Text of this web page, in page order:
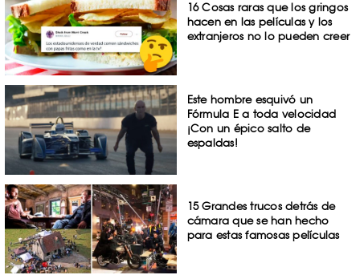
16 Cosas raras que los gringos
hacen en las películas y los
extranjeros no lo pueden creer
Este hombre esquivó un
Fórmula E a toda velocidad
¡Con un épico salto de
espaldas!
15 Grandes trucos detrás de
cámara que se han hecho
para estas famosas películas